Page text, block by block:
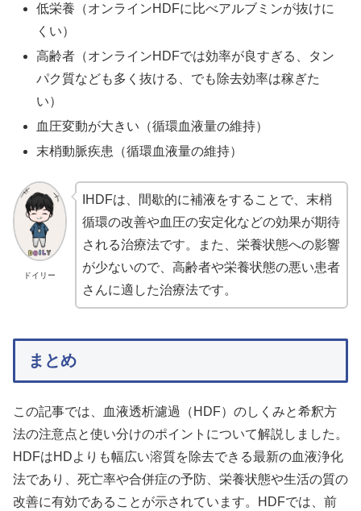
低栄養（オンラインHDFに比べアルブミンが抜けに
くい）
高齢者（オンラインHDFでは効率が良すぎる、タン
パク質なども多く抜ける、でも除去効率は稼ぎた
い）
血圧変動が大きい（循環血液量の維持）
末梢動脈疾患（循環血液量の維持）
ドイリー
IHDFは、間歇的に補液をすることで、末梢
循環の改善や血圧の安定化などの効果が期待
される治療法です。また、栄養状態への影響
が少ないので、高齢者や栄養状態の悪い患者
さんに適した治療法です。
まとめ
この記事では、血液透析濾過（HDF）のしくみと希釈方
法の注意点と使い分けのポイントについて解説しました。
HDFはHDよりも幅広い溶質を除去できる最新の血液浄化
法であり、死亡率や合併症の予防、栄養状態や生活の質の
改善に有効であることが示されています。HDFでは、前